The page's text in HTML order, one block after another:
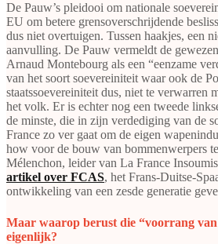
De Pauw’s pleidooi om nationale
EU om betere grensoverschrijdende
dus niet overtuigen. Tussen haakjes, een
aanvulling. De Pauw vermeldt de
Arnaud Montebourg als een “eenzame
van het soort soevereiniteit waar ook de
staatssoevereiniteit dus, niet te verwarren
het volk. Er is echter nog een tweede
de minste, die in zijn verdediging van de
France zo ver gaat om de eigen
how voor de bouw van bommenwerpers
Mélenchon, leider van La France
artikel over FCAS, het Frans-Duitse-
ontwikkeling van een zesde generatie
Maar waarop berust die “voorrang
eigenlijk?